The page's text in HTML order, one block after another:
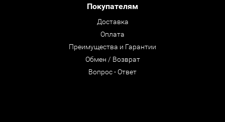
Покупателям
Доставка
Оплата
Преимущества и Гарантии
Обмен / Возврат
Вопрос - Ответ